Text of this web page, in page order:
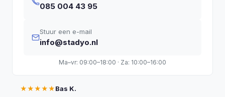
085 004 43 95
Stuur een e-mail
info@stadyo.nl
Ma–vr: 09:00–18:00 · Za: 10:00–16:00
★★★★★Bas K.